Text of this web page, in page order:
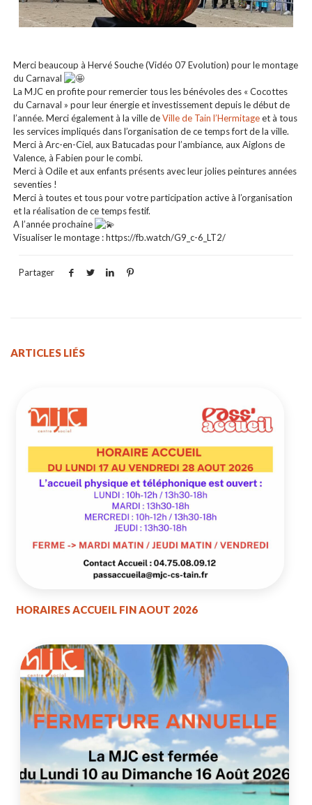
Merci beaucoup à Hervé Souche (Vidéo 07 Evolution) pour le montage
du Carnaval
La MJC en profite pour remercier tous les bénévoles des « Cocottes
du Carnaval » pour leur énergie et investissement depuis le début de
l’année. Merci également à la ville deVille de Tain l’Hermitageet à tous
les services impliqués dans l’organisation de ce temps fort de la ville.
Merci à Arc-en-Ciel, aux Batucadas pour l’ambiance, aux Aiglons de
Valence, à Fabien pour le combi.
Merci à Odile et aux enfants présents avec leur jolies peintures années
seventies !
Merci à toutes et tous pour votre participation active à l’organisation
et la réalisation de ce temps festif.
A l’année prochaine
Visualiser le montage : https://fb.watch/G9_c-6_LT2/
Partager
ARTICLES LIÉS
HORAIRES ACCUEIL FIN AOUT 2026